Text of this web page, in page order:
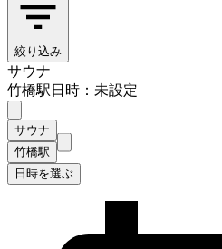
絞り込み
サウナ
竹橋駅日時：未設定
サウナ
竹橋駅
日時を選ぶ